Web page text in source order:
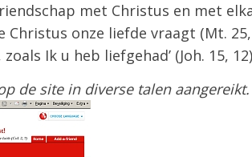
met Christus en met
onze liefde vraagt (Mt.
Ik u heb liefgehad’ (Joh. 15,
de site in diverse talen aangereikt.